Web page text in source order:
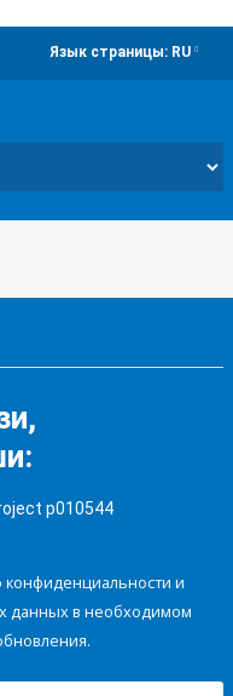
Язык страницы: RU
p010544
конфиденциальности и
данных в необходимом